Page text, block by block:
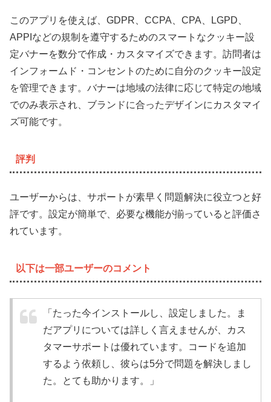
このアプリを使えば、GDPR、CCPA、CPA、LGPD、
APPIなどの規制を遵守するためのスマートなクッキー設
定バナーを数分で作成・カスタマイズできます。訪問者は
インフォームド・コンセントのために自分のクッキー設定
を管理できます。バナーは地域の法律に応じて特定の地域
でのみ表示され、ブランドに合ったデザインにカスタマイ
ズ可能です。
評判
ユーザーからは、サポートが素早く問題解決に役立つと好
評です。設定が簡単で、必要な機能が揃っていると評価さ
れています。
以下は一部ユーザーのコメント
「たった今インストールし、設定しました。ま
だアプリについては詳しく言えませんが、カス
タマーサポートは優れています。コードを追加
するよう依頼し、彼らは5分で問題を解決しまし
た。とても助かります。」